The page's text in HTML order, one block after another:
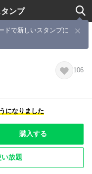
ンプ
ドで新しいスタンプに
ーの挨拶スタンプ
106
になりました
購入する
放題